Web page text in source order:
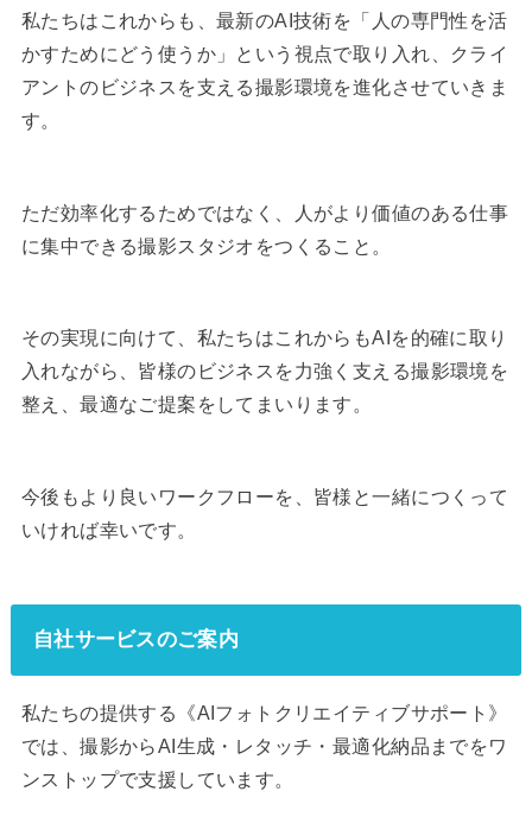
私たちはこれからも、最新のAI技術を「人の専門性を活
かすためにどう使うか」という視点で取り入れ、クライ
アントのビジネスを支える撮影環境を進化させていきま
す。
ただ効率化するためではなく、人がより価値のある仕事
に集中できる撮影スタジオをつくること。
その実現に向けて、私たちはこれからもAIを的確に取り
入れながら、皆様のビジネスを力強く支える撮影環境を
整え、最適なご提案をしてまいります。
今後もより良いワークフローを、皆様と一緒につくって
いければ幸いです。
自社サービスのご案内
私たちの提供する《AIフォトクリエイティブサポート》
では、撮影からAI生成・レタッチ・最適化納品までをワ
ンストップで支援しています。